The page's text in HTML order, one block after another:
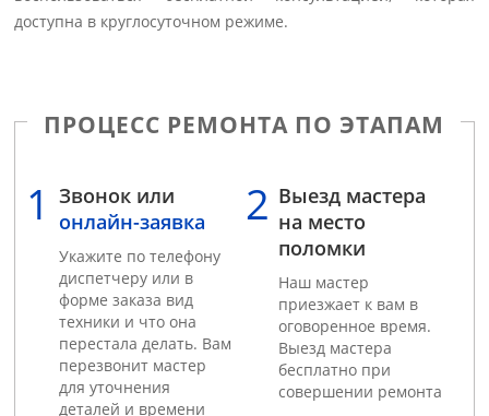
доступна в круглосуточном режиме.
ПРОЦЕСС РЕМОНТА ПО ЭТАПАМ
Звонок или
онлайн-заявка
Укажите по телефону
диспетчеру или в
форме заказа вид
техники и что она
перестала делать. Вам
перезвонит мастер
для уточнения
деталей и времени
Выезд мастера
на место
поломки
Наш мастер
приезжает к вам в
оговоренное время.
Выезд мастера
бесплатно при
совершении ремонта